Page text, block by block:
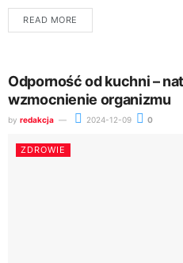
biurowa w domu może nie tylko...
READ MORE
Odporność od kuchni –
wzmocnienie organizmu
by redakcja 2024-12-09 0
ZDROWIE